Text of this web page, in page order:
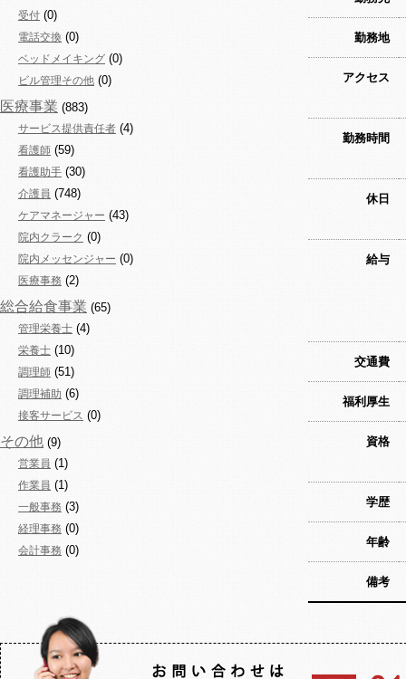
受付 (0)
電話交換 (0)
ベッドメイキング (0)
ビル管理その他 (0)
医療事業 (883)
サービス提供責任者 (4)
看護師 (59)
看護助手 (30)
介護員 (748)
ケアマネージャー (43)
院内クラーク (0)
院内メッセンジャー (0)
医療事務 (2)
総合給食事業 (65)
管理栄養士 (4)
栄養士 (10)
調理師 (51)
調理補助 (6)
接客サービス (0)
その他 (9)
営業員 (1)
作業員 (1)
一般事務 (3)
経理事務 (0)
会計事務 (0)
勤務地
アクセス
勤務時間
休日
給与
交通費
福利厚生
資格
学歴
年齢
備考